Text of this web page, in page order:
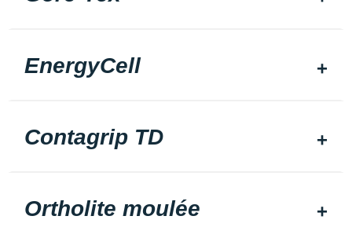
EnergyCell
Contagrip TD
Ortholite moulée